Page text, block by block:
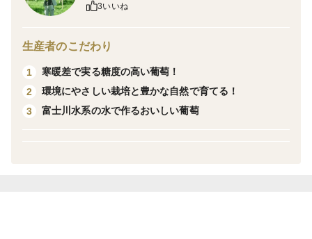
草生栽培は果実品質が上がるといわれており、高品質の
です！除草剤も不使用のためおいしい葡萄をお届けしま
②朝どれ完熟果実をお届け！
3いいね
生産者のこだわり
1
寒暖差で実る糖度の高い葡萄！
2
環境にやさしい栽培と豊かな自然で育てる！
3
富士川水系の水で作るおいしい葡萄